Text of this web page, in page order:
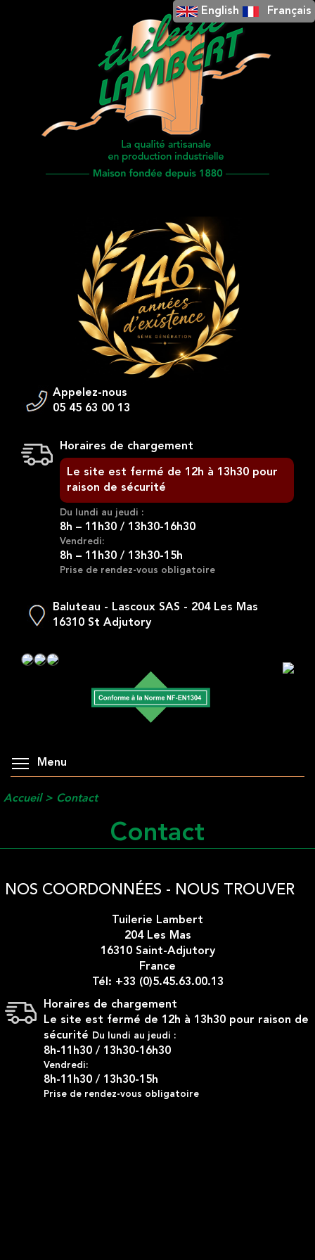
Appelez-nous
05 45 63 00 13
Horaires de chargement
Le site est fermé de 12h à 13h30 pour
raison de sécurité
Du lundi au jeudi :
8h – 11h30 / 13h30-16h30
Vendredi:
8h – 11h30 / 13h30-15h
Prise de rendez-vous obligatoire
Baluteau - Lascoux SAS - 204 Les Mas
16310 St Adjutory
Menu
English Français
Accueil> Contact
Contact
NOS COORDONNÉES - NOUS TROUVER
Tuilerie Lambert
204 Les Mas
16310 Saint-Adjutory
France
Tél: +33 (0)5.45.63.00.13
Horaires de chargement
Le site est fermé de 12h à 13h30 pour raison de
sécurité
Du lundi au jeudi :
8h-11h30 / 13h30-16h30
Vendredi:
8h-11h30 / 13h30-15h
Prise de rendez-vous obligatoire